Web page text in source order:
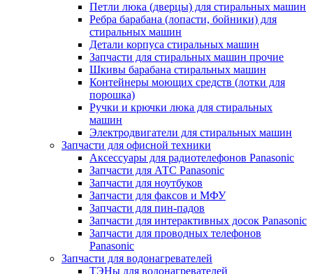
Петли люка (дверцы) для стиральных машин
Ребра барабана (лопасти, бойники) для
стиральных машин
Детали корпуса стиральных машин
Запчасти для стиральных машин прочие
Шкивы барабана стиральных машин
Контейнеры моющих средств (лотки для
порошка)
Ручки и крючки люка для стиральных
машин
Электродвигатели для стиральных машин
Запчасти для офисной техники
Аксессуары для радиотелефонов Panasonic
Запчасти для АТС Panasonic
Запчасти для ноутбуков
Запчасти для факсов и МФУ
Запчасти для пин-падов
Запчасти для интерактивных досок Panasonic
Запчасти для проводных телефонов
Panasonic
Запчасти для водонагревателей
ТЭНы для водонагревателей